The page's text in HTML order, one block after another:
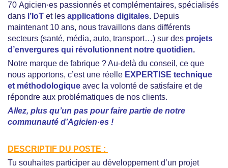
70 Agicien·es passionnés et complémentaires, spécialisés
dans l’IoT et les applications digitales. Depuis
maintenant 10 ans, nous travaillons dans différents
secteurs (santé, média, auto, transport…) sur des projets
d’envergures qui révolutionnent notre quotidien.
Notre marque de fabrique ? Au-delà du conseil, ce que
nous apportons, c’est une réelle EXPERTISE technique
et méthodologique avec la volonté de satisfaire et de
répondre aux problématiques de nos clients.
Allez, plus qu’un pas pour faire partie de notre
communauté d’Agicien·es !
DESCRIPTIF DU POSTE :
Tu souhaites participer au développement d’un projet